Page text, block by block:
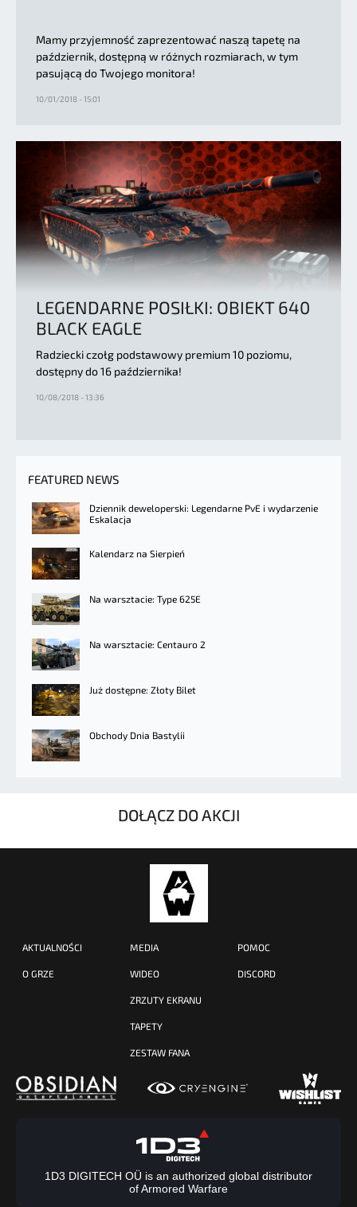
Mamy przyjemność zaprezentować naszą tapetę na
październik, dostępną w różnych rozmiarach, w tym
pasującą do Twojego monitora!
10/01/2018 - 15:01
LEGENDARNE POSIŁKI: OBIEKT 640
BLACK EAGLE
Radziecki czołg podstawowy premium 10 poziomu,
dostępny do 16 października!
10/08/2018 - 13:36
FEATURED NEWS
Dziennik deweloperski: Legendarne PvE i wydarzenie
Eskalacja
Kalendarz na Sierpień
Na warsztacie: Type 625E
Na warsztacie: Centauro 2
Już dostępne: Złoty Bilet
Obchody Dnia Bastylii
DOŁĄCZ DO AKCJI
AKTUALNOŚCI
O GRZE
MEDIA
WIDEO
ZRZUTY EKRANU
TAPETY
ZESTAW FANA
POMOC
DISCORD
1D3 DIGITECH OÜ is an authorized global distributor
of Armored Warfare